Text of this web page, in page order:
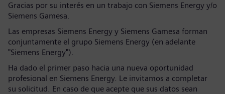
Gracias por su interés en un trabajo con Siemens Energy y/o
Siemens Gamesa.
Las empresas Siemens Energy y Siemens Gamesa forman
conjuntamente el grupo Siemens Energy (en adelante
"Siemens Energy").
Ha dado el primer paso hacia una nueva oportunidad
profesional en Siemens Energy. Le invitamos a completar
su solicitud. En caso de que acepte que sus datos sean